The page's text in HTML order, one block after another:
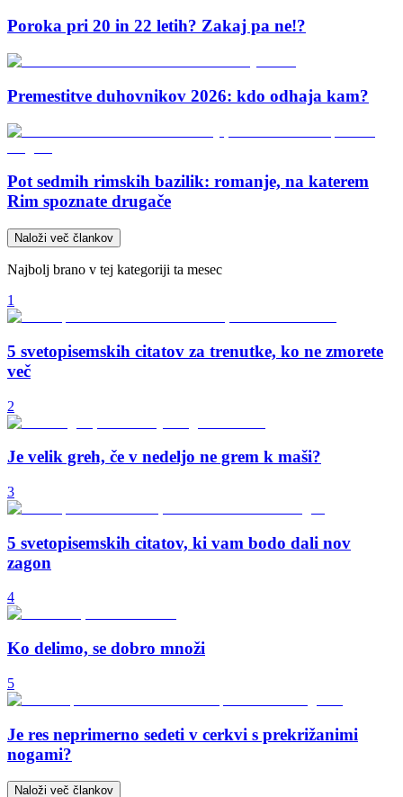
Poroka pri 20 in 22 letih? Zakaj pa ne!?
Premestitve duhovnikov 2026: kdo odhaja kam?
Pot sedmih rimskih bazilik: romanje, na katerem
Rim spoznate drugače
Naloži več člankov
Najbolj brano v tej kategoriji ta mesec
1
5 svetopisemskih citatov za trenutke, ko ne zmorete
več
2
Je velik greh, če v nedeljo ne grem k maši?
3
5 svetopisemskih citatov, ki vam bodo dali nov
zagon
4
Ko delimo, se dobro množi
5
Je res neprimerno sedeti v cerkvi s prekrižanimi
nogami?
Naloži več člankov